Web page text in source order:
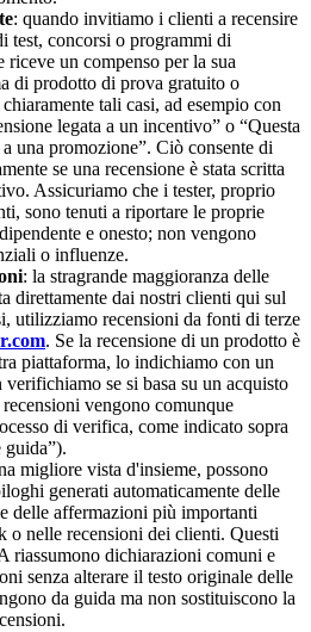
: quando invitiamo i clienti a recensire
test, concorsi o programmi di
riceve un compenso per la sua
di prodotto di prova gratuito o
tali casi, ad esempio con
legata a un incentivo” o “Questa
una promozione”. Ciò consente di
se una recensione è stata scritta
Assicuriamo che i tester, proprio
sono tenuti a riportare le proprie
e onesto; non vengono
o influenze.
: la stragrande maggioranza delle
direttamente dai nostri clienti qui sul
utilizziamo recensioni da fonti di terze
. Se la recensione di un prodotto è
piattaforma, lo indichiamo con un
se si basa su un acquisto
vengono comunque
di verifica, come indicato sopra
guida”).
migliore vista d'insieme, possono
generati automaticamente delle
delle affermazioni più importanti
o nelle recensioni dei clienti. Questi
riassumono dichiarazioni comuni e
senza alterare il testo originale delle
da guida ma non sostituiscono la